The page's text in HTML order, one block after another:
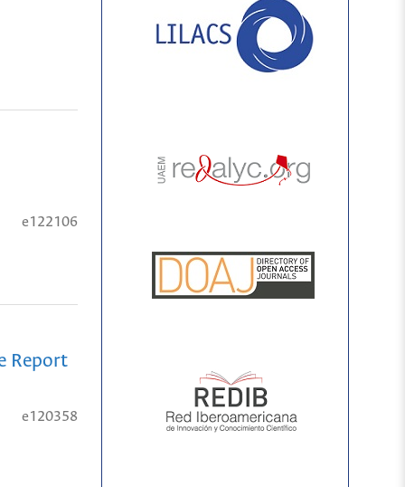
e122106
Report
e120358